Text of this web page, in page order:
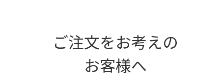
ご注文をお考えの
お客様へ